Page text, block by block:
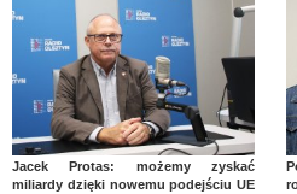
Jacek Protas: możemy zyskać
miliardy dzięki nowemu podejściu UE